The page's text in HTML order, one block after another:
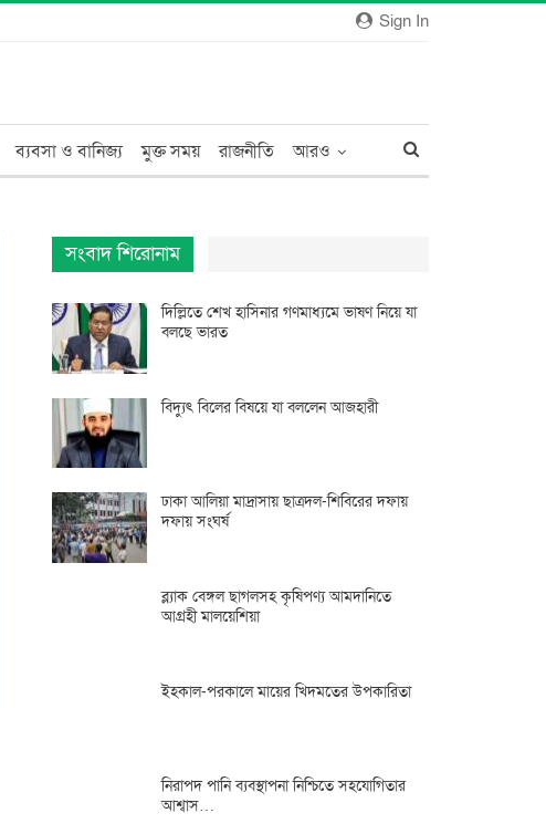
Sign In
ব্যবসা ও বানিজ্য মুক্ত সময় রাজনীতি আরও
সংবাদ শিরোনাম
দিল্লিতে শেখ হাসিনার গণমাধ্যমে ভাষণ নিয়ে যা
বলছে ভারত
বিদ্যুৎ বিলের বিষয়ে যা বললেন আজহারী
ঢাকা আলিয়া মাদ্রাসায় ছাত্রদল-শিবিরের দফায়
দফায় সংঘর্ষ
ব্ল্যাক বেঙ্গল ছাগলসহ কৃষিপণ্য আমদানিতে
আগ্রহী মালয়েশিয়া
ইহকাল-পরকালে মায়ের খিদমতের উপকারিতা
নিরাপদ পানি ব্যবস্থাপনা নিশ্চিতে সহযোগিতার
আশ্বাস…